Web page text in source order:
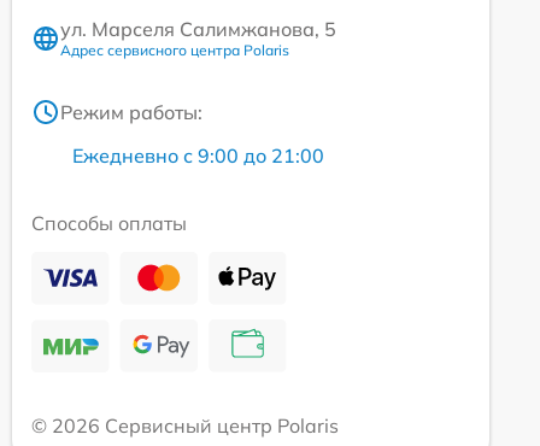
ул. Марселя Салимжанова, 5
Адрес сервисного центра Polaris
Режим работы:
Ежедневно с 9:00 до 21:00
Способы оплаты
© 2026 Сервисный центр Polaris